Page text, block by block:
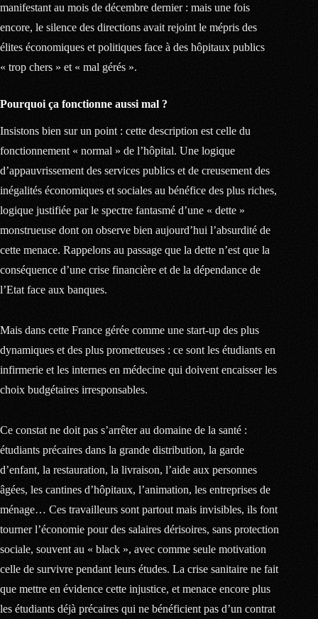
manifestant au mois de décembre dernier : mais une fois
encore, le silence des directions avait rejoint le mépris des
élites économiques et politiques face à des hôpitaux publics
« trop chers » et « mal gérés ».
Pourquoi ça fonctionne aussi mal ?
Insistons bien sur un point : cette description est celle du
fonctionnement « normal » de l’hôpital. Une logique
d’appauvrissement des services publics et de creusement des
inégalités économiques et sociales au bénéfice des plus riches,
logique justifiée par le spectre fantasmé d’une « dette »
monstrueuse dont on observe bien aujourd’hui l’absurdité de
cette menace. Rappelons au passage que la dette n’est que la
conséquence d’une crise financière et de la dépendance de
l’Etat face aux banques.
Mais dans cette France gérée comme une start-up des plus
dynamiques et des plus prometteuses : ce sont les étudiants en
infirmerie et les internes en médecine qui doivent encaisser les
choix budgétaires irresponsables.
Ce constat ne doit pas s’arrêter au domaine de la santé :
étudiants précaires dans la grande distribution, la garde
d’enfant, la restauration, la livraison, l’aide aux personnes
âgées, les cantines d’hôpitaux, l’animation, les entreprises de
ménage… Ces travailleurs sont partout mais invisibles, ils font
tourner l’économie pour des salaires dérisoires, sans protection
sociale, souvent au « black », avec comme seule motivation
celle de survivre pendant leurs études. La crise sanitaire ne fait
que mettre en évidence cette injustice, et menace encore plus
les étudiants déjà précaires qui ne bénéficient pas d’un contrat